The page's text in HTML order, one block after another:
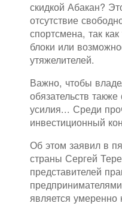
скидкой Абакан?
отсутствие
спортсмена, так
блоки или
утяжелителей.
Важно, чтобы
обязательств
усилия... Среди
инвестиционный
Об этом заявил в
страны Сергей
представителей
является умеренно